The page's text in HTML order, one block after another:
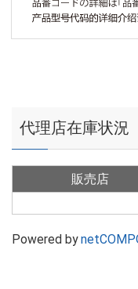
代理店在庫状況
販売店
Powered by